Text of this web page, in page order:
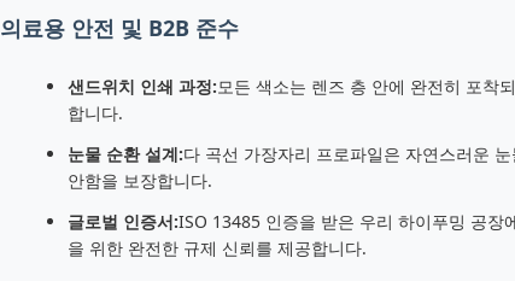
의료용 안전 및 B2B 준수
샌드위치 인쇄 과정:모든 색소는 렌즈 층 안에 완전히 포착
합니다.
눈물 순환 설계:다 곡선 가장자리 프로파일은 자연스러운
안함을 보장합니다.
글로벌 인증서:ISO 13485 인증을 받은 우리 하이푸밍 공장
을 위한 완전한 규제 신뢰를 제공합니다.